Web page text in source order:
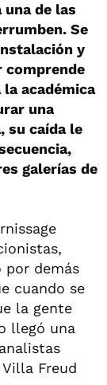
de las
Se
y
comprende
académica
una
su caída le
galerías de
por demás
cuando se
la gente
llegó una
Freud